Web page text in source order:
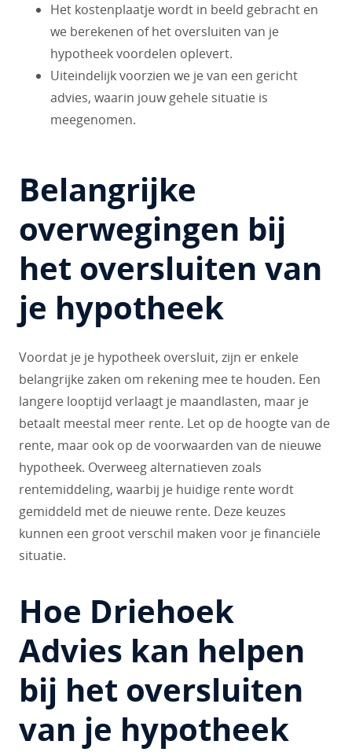
Het kostenplaatje wordt in beeld gebracht en
we berekenen of het oversluiten van je
hypotheek voordelen oplevert.
Uiteindelijk voorzien we je van een gericht
advies, waarin jouw gehele situatie is
meegenomen.
Belangrijke
overwegingen bij
het oversluiten van
je hypotheek
Voordat je je hypotheek oversluit, zijn er enkele
belangrijke zaken om rekening mee te houden. Een
langere looptijd verlaagt je maandlasten, maar je
betaalt meestal meer rente. Let op de hoogte van de
rente, maar ook op de voorwaarden van de nieuwe
hypotheek. Overweeg alternatieven zoals
rentemiddeling, waarbij je huidige rente wordt
gemiddeld met de nieuwe rente. Deze keuzes
kunnen een groot verschil maken voor je financiële
situatie.
Hoe Driehoek
Advies kan helpen
bij het oversluiten
van je hypotheek